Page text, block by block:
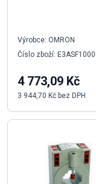
Výrobce: OMRON
Číslo zboží:
4 773,09 Kč
3 944,70 Kč bez DPH